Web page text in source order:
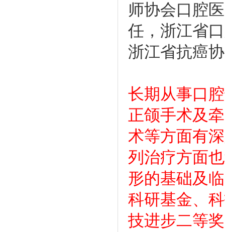
师协会口腔
任，浙江省
浙江省抗癌
长期从事口
正颌手术及
术等方面有
列治疗方面
形的基础及
科研基金、
技进步二等